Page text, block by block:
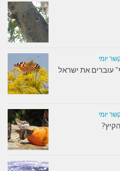
יומי
עוברים את ישראל
יומי